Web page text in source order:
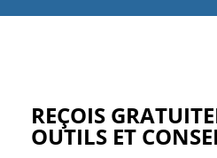
REÇOIS
OUTILS ET